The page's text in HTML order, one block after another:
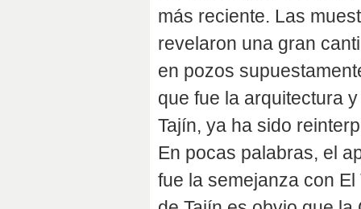
más reciente. Las
revelaron una gran
en pozos
que fue la arquitectura
Tajín, ya ha sido
En pocas palabras, el
fue la semejanza con